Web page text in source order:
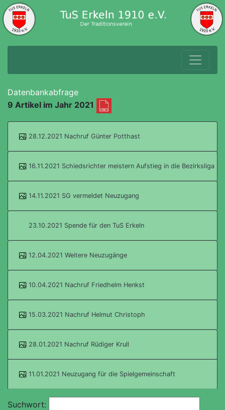
Datenbankabfrage
9 Artikel im Jahr 2021
28.12.2021 Nachruf Günter Potthast
16.11.2021 Schiedsrichter meistern Aufstieg in die Bezirksliga
14.11.2021 SG vermeldet Neuzugang
23.10.2021 Spende für den TuS Erkeln
12.04.2021 Weitere Neuzugänge
10.04.2021 Nachruf Friedhelm Henkst
15.03.2021 Nachruf Helmut Christoph
28.01.2021 Nachruf Rüdiger Krull
11.01.2021 Neuzugang für die Spielgemeinschaft
Suchwort: